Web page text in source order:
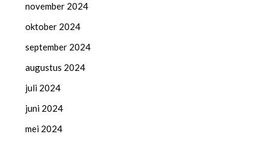
november 2024
oktober 2024
september 2024
augustus 2024
juli 2024
juni 2024
mei 2024